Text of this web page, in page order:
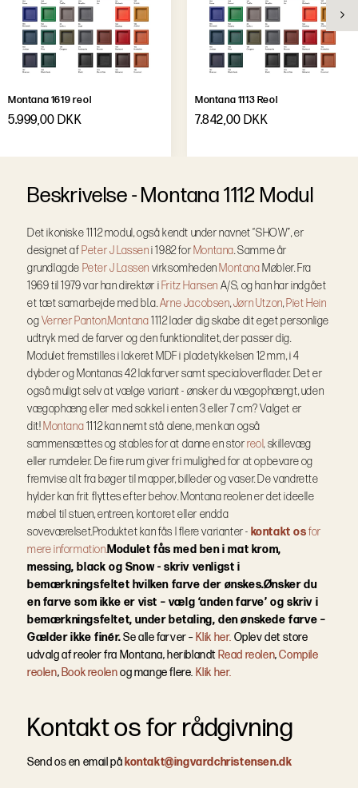
Montana 1619 reol
5.999,00 DKK
Montana 1113 Reol
7.842,00 DKK
Beskrivelse-Montana 1112 Modul
Det ikoniske 1112 modul, også kendt under navnet “SHOW”, er
designet af Peter J Lasseni 1982 for Montana. Samme år
grundlagde Peter J Lassen virksomheden Montana Møbler. Fra
1969 til 1979 var han direktør i Fritz Hansen A/S, og han har indgået
et tæt samarbejde med bl.a.Arne Jacobsen,Jørn Utzon,Piet Hein
ogVerner Panton.Montana1112 lader dig skabe dit eget personlige
udtryk med de farver og den funktionalitet, der passer dig.
Modulet fremstilles i lakeret MDF i pladetykkelsen 12 mm, i 4
dybder og Montanas 42 lakfarver samt specialoverflader. Det er
også muligt selv at vælge variant - ønsker du vægophængt, uden
vægophæng eller med sokkel i enten 3 eller 7 cm? Valget er
dit! Montana1112 kan nemt stå alene, men kan også
sammensættes og stables for at danne en storreol, skillevæg
eller rumdeler. De fire rum giver fri mulighed for at opbevare og
fremvise alt fra bøger til mapper, billeder og vaser. De vandrette
hylder kan frit flyttes efter behov. Montana reolen er det ideelle
møbel til stuen, entreen, kontoret eller endda
soveværelset.Produktet kan fås I flere varianter - kontakt osfor
mere information.Modulet fås med ben i mat krom,
messing, black og Snow - skriv venligst i
bemærkningsfeltet hvilken farve der ønskes.Ønsker du
en farve som ikke er vist – vælg ‘anden farve’ og skriv i
bemærkningsfeltet, under betaling, den ønskede farve –
Gælder ikke finér.Se alle farver – Klik her. Oplev det store
udvalg af reoler fra Montana, heriblandt Read reolen,Compile
reolen, Book reolenog mange flere. Klik her.
Kontakt os for rådgivning
Send os en email på kontakt@ingvardchristensen.dk